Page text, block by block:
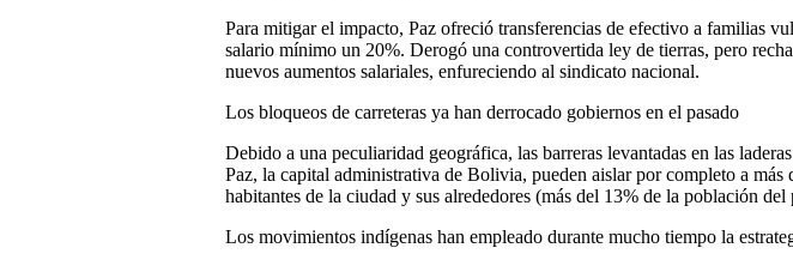
Para mitigar el impacto, Paz ofreció transferencias de efectivo a familias
salario mínimo un 20%. Derogó una controvertida ley de tierras, pero
nuevos aumentos salariales, enfureciendo al sindicato nacional.
Los bloqueos de carreteras ya han derrocado gobiernos en el pasado
Debido a una peculiaridad geográfica, las barreras levantadas en las
Paz, la capital administrativa de Bolivia, pueden aislar por completo a más
habitantes de la ciudad y sus alrededores (más del 13% de la población del
Los movimientos indígenas han empleado durante mucho tiempo la